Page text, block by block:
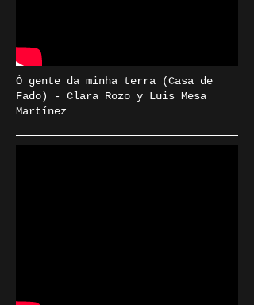
Ó gente da minha terra (Casa de
Fado) - Clara Rozo y Luis Mesa
Martínez